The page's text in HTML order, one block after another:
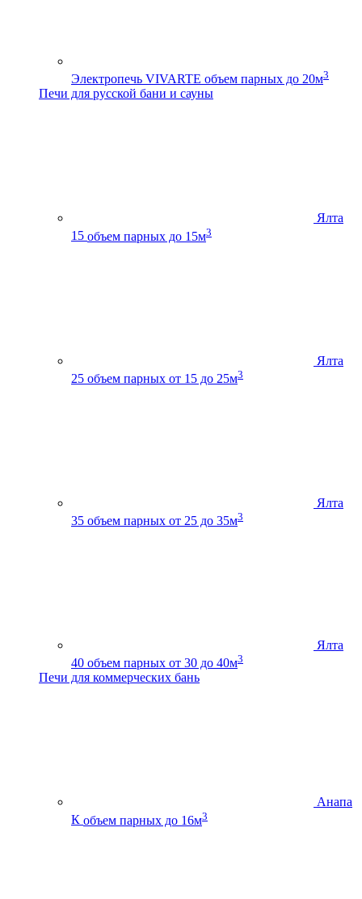
Электропечь VIVARTE объем парных до 20м3
Печи для русской бани и сауны
Ялта
15 объем парных до 15м3
Ялта
25 объем парных от 15 до 25м3
Ялта
35 объем парных от 25 до 35м3
Ялта
40 объем парных от 30 до 40м3
Печи для коммерческих бань
Анапа
К объем парных до 16м3